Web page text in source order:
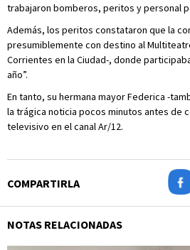
trabajaron bomberos, peritos y personal
Además, los peritos constataron que la
presumiblemente con destino al
Corrientes en la Ciudad-, donde
año”.
En tanto, su hermana mayor Federica -
la trágica noticia pocos minutos antes de
televisivo en el canal Ar/12.
COMPARTIRLA
NOTAS RELACIONADAS